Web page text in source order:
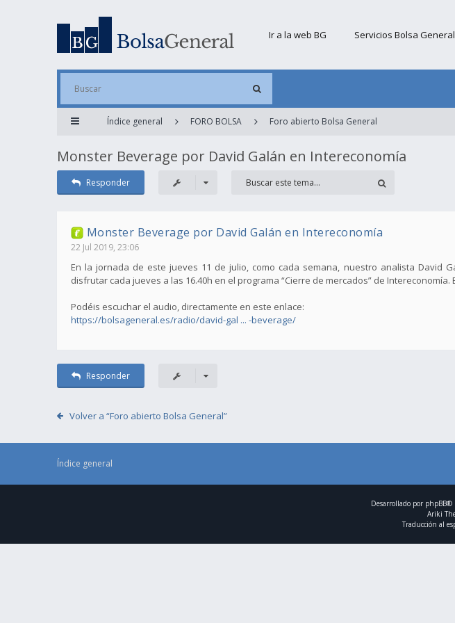
Ir a la web BG Servicios Bolsa General
Índice general FORO BOLSA Foro abierto Bolsa General
Monster Beverage por David Galán en Intereconomía
Responder
Monster Beverage por David Galán en Intereconomía
22 Jul 2019, 23:06
En la jornada de este jueves 11 de julio, como cada semana, nuestro analista David
disfrutar cada jueves a las 16.40h en el programa “Cierre de mercados” de
Podéis escuchar el audio, directamente en este enlace:
https://bolsageneral.es/radio/david-gal ... -beverage/
Responder
Volver a “Foro abierto Bolsa General”
Índice general
Desarrollado por phpBB®
Ariki
Traducción al